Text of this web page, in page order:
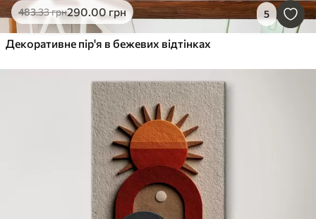
483.33грн290.00 грн 5
Декоративне пір'я в бежевих відтінках